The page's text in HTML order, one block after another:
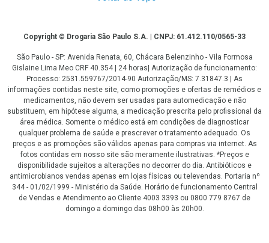
CopyrightCopyright © Drogaria São Paulo S.A. | CNPJ: 61.412.110/0565-33
São Paulo - SP: Avenida Renata, 60, Chácara Belenzinho - Vila Formosa
Gislaine Lima Meo CRF 40.354 | 24 horas| Autorização de funcionamento:
Processo: 2531.559767/2014-90 Autorização/MS: 7.31847.3 | As
informações contidas neste site, como promoções e ofertas de remédios e
medicamentos, não devem ser usadas para automedicação e não
substituem, em hipótese alguma, a medicação prescrita pelo profissional da
área médica. Somente o médico está em condições de diagnosticar
qualquer problema de saúde e prescrever o tratamento adequado. Os
preços e as promoções são válidos apenas para compras via internet. As
fotos contidas em nosso site são meramente ilustrativas. *Preços e
disponibilidade sujeitos a alterações no decorrer do dia. Antibióticos e
antimicrobianos vendas apenas em lojas físicas ou televendas. Portaria nº
344 - 01/02/1999 - Ministério da Saúde. Horário de funcionamento Central
de Vendas e Atendimento ao Cliente 4003 3393 ou 0800 779 8767 de
domingo a domingo das 08h00 às 20h00.